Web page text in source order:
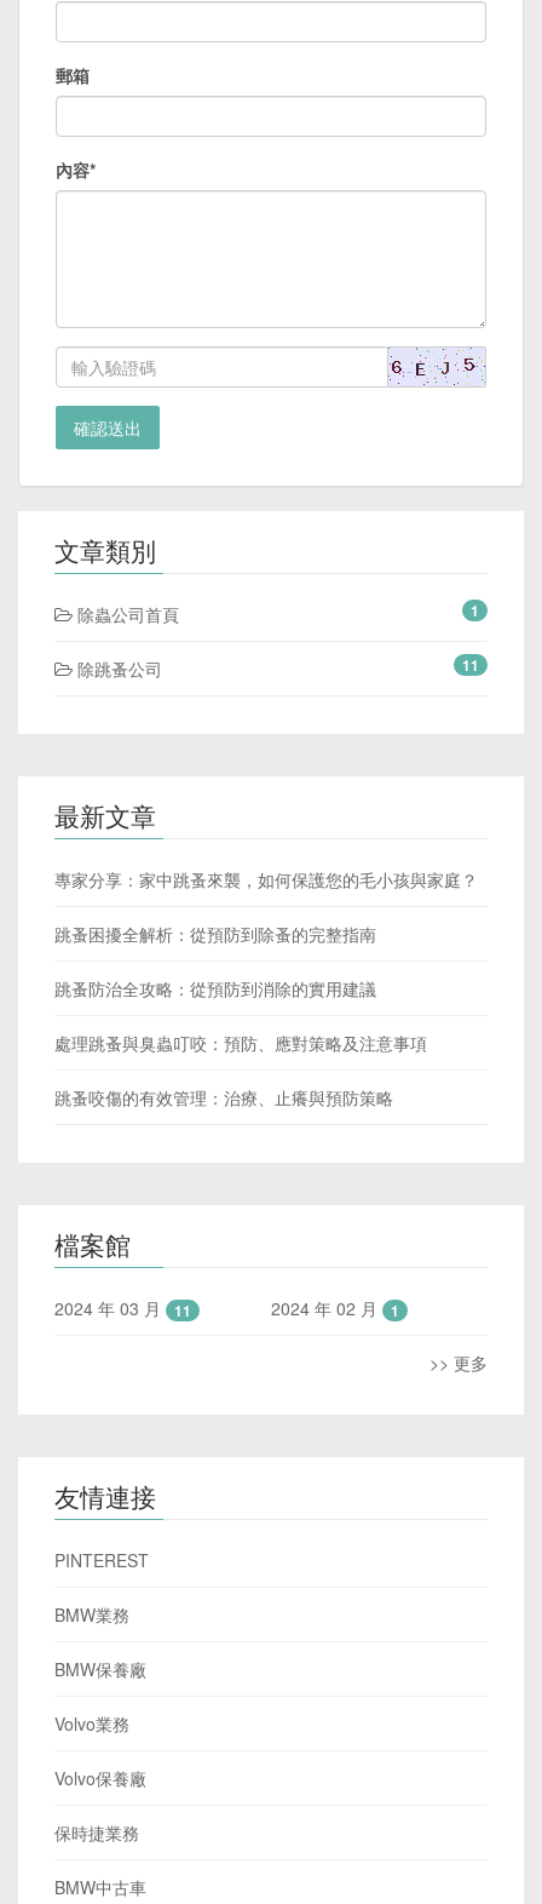
郵箱
內容*
確認送出
文章類別
除蟲公司首頁 1
除跳蚤公司 11
最新文章
專家分享：家中跳蚤來襲，如何保護您的毛小孩與家庭？
跳蚤困擾全解析：從預防到除蚤的完整指南
跳蚤防治全攻略：從預防到消除的實用建議
處理跳蚤與臭蟲叮咬：預防、應對策略及注意事項
跳蚤咬傷的有效管理：治療、止癢與預防策略
檔案館
2024 年 03 月 11 2024 年 02 月 1
>> 更多
友情連接
PINTEREST
BMW業務
BMW保養廠
Volvo業務
Volvo保養廠
保時捷業務
BMW中古車